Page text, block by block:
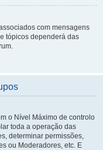
com mensagens
tópicos dependerá das
o Nível Máximo de controlo
toda a operação das
determinar permissões,
ou Moderadores, etc. E